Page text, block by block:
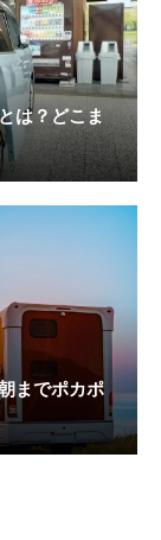
は？どこま
までポカポ